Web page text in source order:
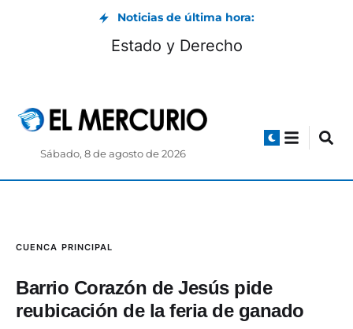
Noticias de última hora:
Estado y Derecho
Sábado, 8 de agosto de 2026
CUENCA PRINCIPAL
Barrio Corazón de Jesús pide
reubicación de la feria de ganado